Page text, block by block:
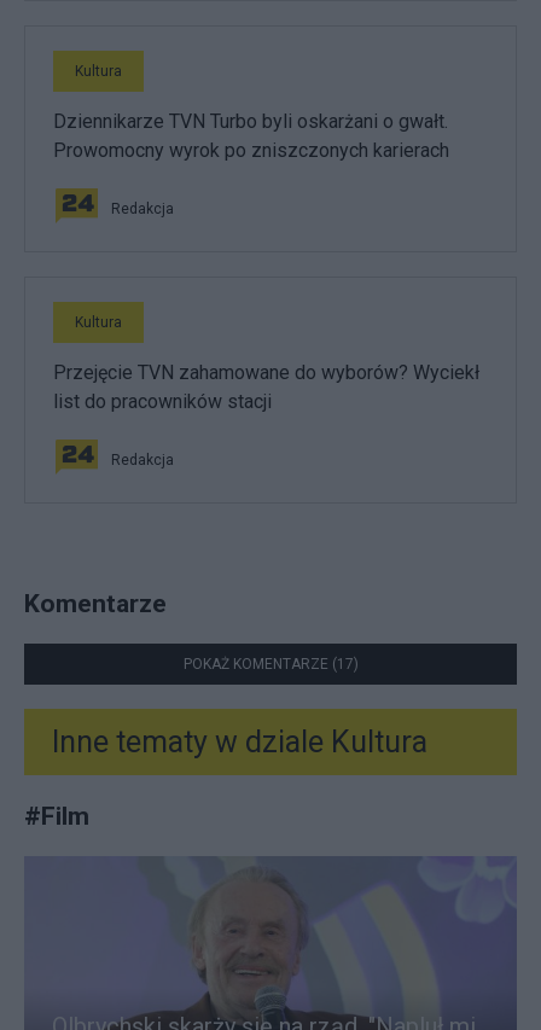
Kultura
Dziennikarze TVN Turbo byli oskarżani o gwałt.
Prowomocny wyrok po zniszczonych karierach
Redakcja
Kultura
Przejęcie TVN zahamowane do wyborów? Wyciekł
list do pracowników stacji
Redakcja
Komentarze
POKAŻ KOMENTARZE (17)
Inne tematy w dziale Kultura
#Film